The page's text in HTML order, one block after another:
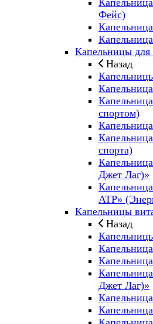
Фейс)
Капельницы для
Назад
спортом)
спорта)
Джет Лаг)»
ATP»
Капельницы
Назад
Джет Лаг)»